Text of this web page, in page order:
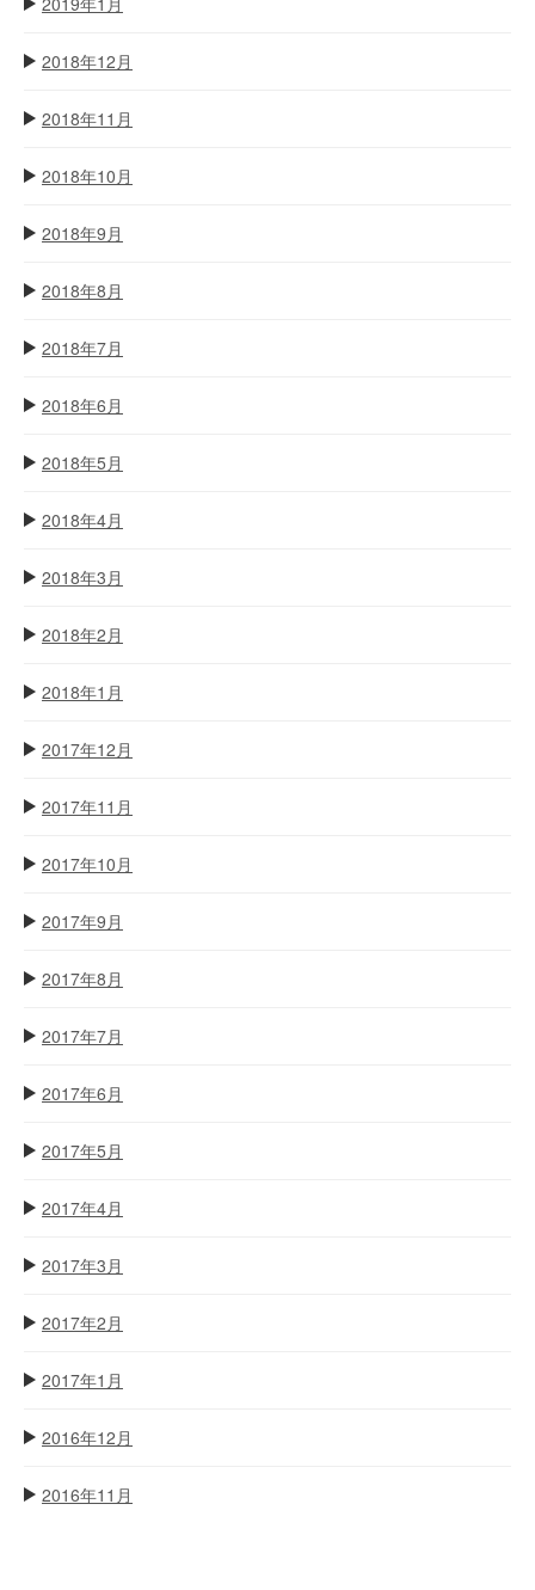
2018年12月
2018年11月
2018年10月
2018年9月
2018年8月
2018年7月
2018年6月
2018年5月
2018年4月
2018年3月
2018年2月
2018年1月
2017年12月
2017年11月
2017年10月
2017年9月
2017年8月
2017年7月
2017年6月
2017年5月
2017年4月
2017年3月
2017年2月
2017年1月
2016年12月
2016年11月